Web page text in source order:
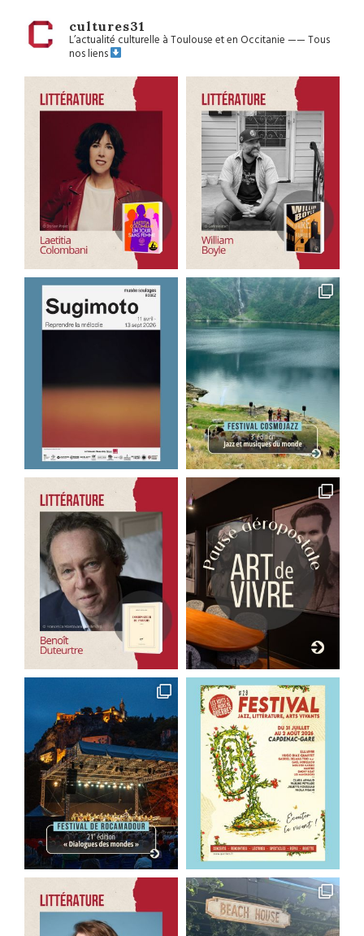
cultures31
L’actualité culturelle à Toulouse et en Occitanie——Tous
nos liens